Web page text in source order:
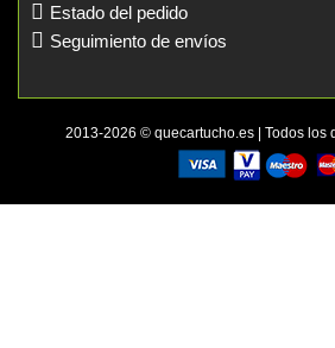
Estado del pedido
Seguimiento de envíos
2013-2026 © quecartucho.es | Todos los